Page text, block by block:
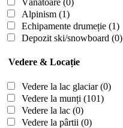
Vânătoare (0)
Alpinism (1)
Echipamente drumeție (1)
Depozit ski/snowboard (0)
Vedere & Locație
Vedere la lac glaciar(0)
Vedere la munți (101)
Vedere la lac (0)
Vedere la pârtii (0)